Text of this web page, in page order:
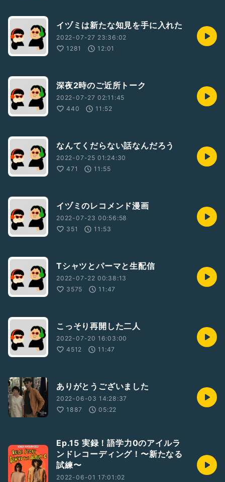
イヅミは新たな知見を手に入れた
2022-07-27 23:36:02
1281
12:01
深夜2時のご近所トーク
2022-07-27 02:11:45
440
11:52
なんてくだらない話なんだろう
2022-07-25 01:24:30
471
11:55
イヅミのレコメンド漫画
2022-07-23 00:56:58
351
11:53
Tシャツとパーマと生配信
2022-07-22 00:38:13
3575
11:47
こっそり再開した二人
2022-07-20 16:03:00
4512
11:47
ありがとうございました
2022-06-03 14:28:37
1887
05:22
Ep.15 実録！語学力0のアイルラ
ンドレコーディング！〜新たなる
試練〜
2022-06-01 17:01:02